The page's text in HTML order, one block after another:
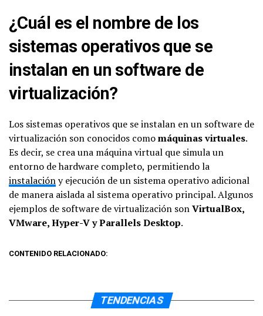
¿Cuál es el nombre de los
sistemas operativos que se
instalan en un software de
virtualización?
Los sistemas operativos que se instalan en un software de
virtualización son conocidos comomáquinas virtuales.
Es decir, se crea una máquina virtual que simula un
entorno de hardware completo, permitiendo la
instalacióny ejecución de un sistema operativo adicional
de manera aislada al sistema operativo principal. Algunos
ejemplos de software de virtualización sonVirtualBox,
VMware, Hyper-V y Parallels Desktop.
CONTENIDO RELACIONADO:
TENDENCIAS